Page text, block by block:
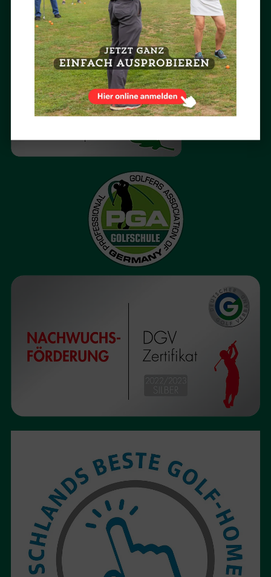
AUSGEZEICHNET
Im Achimer Golfclub ausgezeichnet Golf spielen und Golf lernen.